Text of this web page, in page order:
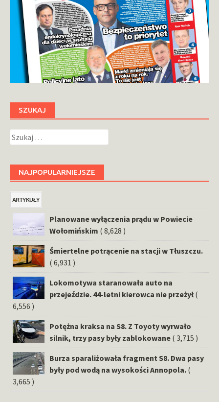
SZUKAJ
Szukaj:
NAJPOPULARNIEJSZE
ARTYKUŁY
Planowane wyłączenia prądu w Powiecie
Wołomińskim ( 8,628 )
Śmiertelne potrącenie na stacji w Tłuszczu.
( 6,931 )
Lokomotywa staranowała auto na
przejeździe. 44-letni kierowca nie przeżył (
6,556 )
Potężna kraksa na S8. Z Toyoty wyrwało
silnik, trzy pasy były zablokowane ( 3,715 )
Burza sparaliżowała fragment S8. Dwa pasy
były pod wodą na wysokości Annopola. (
3,665 )